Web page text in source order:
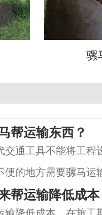
骡
帮运输东西？
交通工具不能将工程
便的地方需要骡马运
每头骡子都非常强壮
帮运输降低成本
输降低成本，在施工